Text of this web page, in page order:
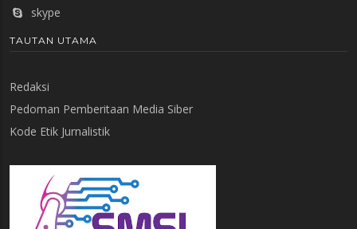
skype
TAUTAN UTAMA
Redaksi
Pedoman Pemberitaan Media Siber
Kode Etik Jurnalistik